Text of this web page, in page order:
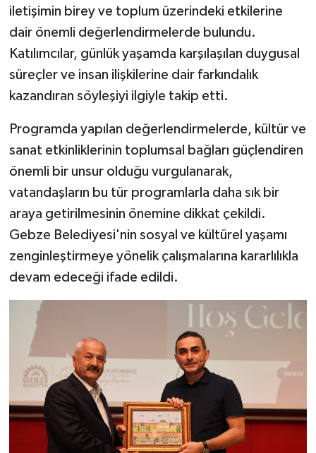
iletişimin birey ve toplum üzerindeki etkilerine
dair önemli değerlendirmelerde bulundu.
Katılımcılar, günlük yaşamda karşılaşılan duygusal
süreçler ve insan ilişkilerine dair farkındalık
kazandıran söyleşiyi ilgiyle takip etti.
Programda yapılan değerlendirmelerde, kültür ve
sanat etkinliklerinin toplumsal bağları güçlendiren
önemli bir unsur olduğu vurgulanarak,
vatandaşların bu tür programlarla daha sık bir
araya getirilmesinin önemine dikkat çekildi.
Gebze Belediyesi'nin sosyal ve kültürel yaşamı
zenginleştirmeye yönelik çalışmalarına kararlılıkla
devam edeceği ifade edildi.